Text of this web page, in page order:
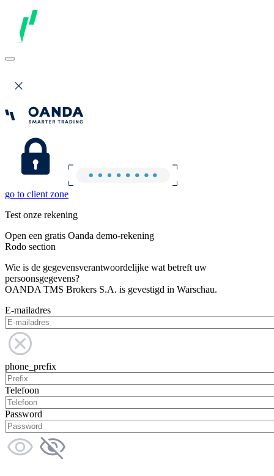
go to client zone
Test onze rekening
Open een gratis Oanda demo-rekening
Rodo section
Wie is de gegevensverantwoordelijke wat betreft uw
persoonsgegevens?
OANDA TMS Brokers S.A. is gevestigd in Warschau.
E-mailadres
phone_prefix
Telefoon
Password